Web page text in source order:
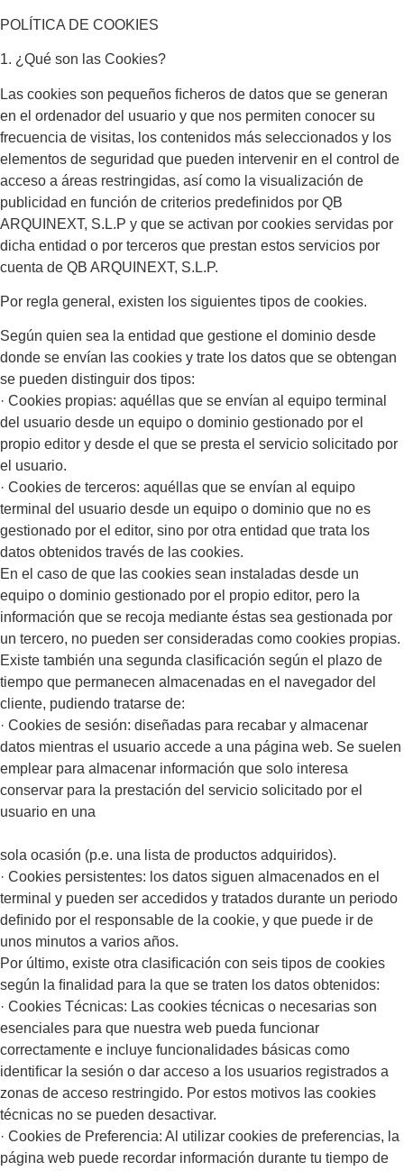
POLÍTICA DE COOKIES
1. ¿Qué son las Cookies?
Las cookies son pequeños ﬁcheros de datos que se generan
en el ordenador del usuario y que nos permiten conocer su
frecuencia de visitas, los contenidos más seleccionados y los
elementos de seguridad que pueden intervenir en el control de
acceso a áreas restringidas, así como la visualización de
publicidad en función de criterios predeﬁnidos por QB
ARQUINEXT, S.L.P y que se activan por cookies servidas por
dicha entidad o por terceros que prestan estos servicios por
cuenta de QB ARQUINEXT, S.L.P.
Por regla general, existen los siguientes tipos de cookies.
Según quien sea la entidad que gestione el dominio desde
donde se envían las cookies y trate los datos que se obtengan
se pueden distinguir dos tipos:
· Cookies propias: aquéllas que se envían al equipo terminal
del usuario desde un equipo o dominio gestionado por el
propio editor y desde el que se presta el servicio solicitado por
el usuario.
· Cookies de terceros: aquéllas que se envían al equipo
terminal del usuario desde un equipo o dominio que no es
gestionado por el editor, sino por otra entidad que trata los
datos obtenidos través de las cookies.
En el caso de que las cookies sean instaladas desde un
equipo o dominio gestionado por el propio editor, pero la
información que se recoja mediante éstas sea gestionada por
un tercero, no pueden ser consideradas como cookies propias.
Existe también una segunda clasiﬁcación según el plazo de
tiempo que permanecen almacenadas en el navegador del
cliente, pudiendo tratarse de:
· Cookies de sesión: diseñadas para recabar y almacenar
datos mientras el usuario accede a una página web. Se suelen
emplear para almacenar información que solo interesa
conservar para la prestación del servicio solicitado por el
usuario en una
sola ocasión (p.e. una lista de productos adquiridos).
· Cookies persistentes: los datos siguen almacenados en el
terminal y pueden ser accedidos y tratados durante un periodo
deﬁnido por el responsable de la cookie, y que puede ir de
unos minutos a varios años.
Por último, existe otra clasiﬁcación con seis tipos de cookies
según la ﬁnalidad para la que se traten los datos obtenidos:
· Cookies Técnicas: Las cookies técnicas o necesarias son
esenciales para que nuestra web pueda funcionar
correctamente e incluye funcionalidades básicas como
identiﬁcar la sesión o dar acceso a los usuarios registrados a
zonas de acceso restringido. Por estos motivos las cookies
técnicas no se pueden desactivar.
· Cookies de Preferencia: Al utilizar cookies de preferencias, la
página web puede recordar información durante tu tiempo de